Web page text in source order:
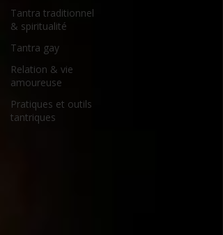
Tantra traditionnel
& spiritualité
Tantra gay
Relation & vie
amoureuse
Pratiques et outils
tantriques